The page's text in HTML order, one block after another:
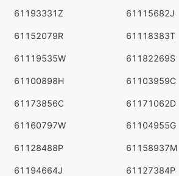
61193331Z 61115682J
61152079R 61118383T
61119535W 61182269S
61100898H 61103959C
61173856C 61171062D
61160797W 61104955G
61128488P 61158937M
61194664J 61127384P